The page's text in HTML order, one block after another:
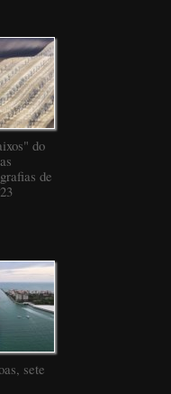
do
de
sete